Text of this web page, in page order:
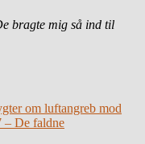
bragte mig så ind til
om luftangreb mod
– De faldne